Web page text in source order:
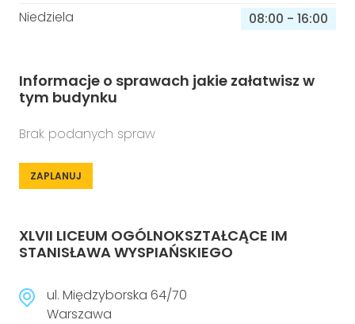
Niedziela
08:00 - 16:00
Informacje o sprawach jakie załatwisz w
tym budynku
Brak podanych spraw
ZAPLANUJ
XLVII LICEUM OGÓLNOKSZTAŁCĄCE IM
STANISŁAWA WYSPIAŃSKIEGO
ul. Międzyborska 64/70
Warszawa